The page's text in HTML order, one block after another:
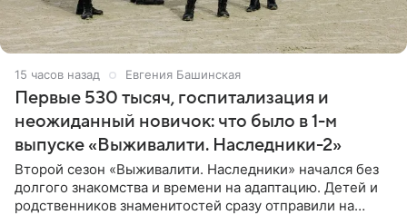
15 часов назад Евгения Башинская
Первые 530 тысяч, госпитализация и
неожиданный новичок: что было в 1-м
выпуске «Выживалити. Наследники-2»
Второй сезон «Выживалити. Наследники» начался без
долгого знакомства и времени на адаптацию. Детей и
родственников знаменитостей сразу отправили на